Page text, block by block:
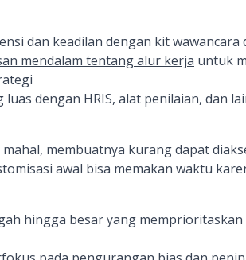
dan keadilan dengan kit
mendalam tentang alur kerja untuk
dengan HRIS, alat penilaian, dan
membuatnya kurang dapat
awal bisa memakan waktu
hingga besar yang